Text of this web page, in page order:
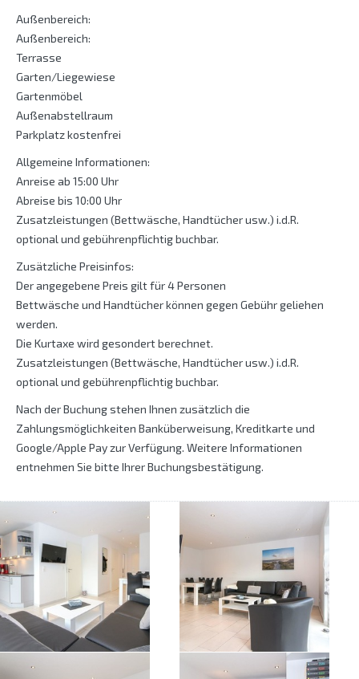
Außenbereich:
Außenbereich:
Terrasse
Garten/Liegewiese
Gartenmöbel
Außenabstellraum
Parkplatz kostenfrei
Allgemeine Informationen:
Anreise ab 15:00 Uhr
Abreise bis 10:00 Uhr
Zusatzleistungen (Bettwäsche, Handtücher usw.) i.d.R.
optional und gebührenpflichtig buchbar.
Zusätzliche Preisinfos:
Der angegebene Preis gilt für 4 Personen
Bettwäsche und Handtücher können gegen Gebühr geliehen
werden.
Die Kurtaxe wird gesondert berechnet.
Zusatzleistungen (Bettwäsche, Handtücher usw.) i.d.R.
optional und gebührenpflichtig buchbar.
Nach der Buchung stehen Ihnen zusätzlich die
Zahlungsmöglichkeiten Banküberweisung, Kreditkarte und
Google/Apple Pay zur Verfügung. Weitere Informationen
entnehmen Sie bitte Ihrer Buchungsbestätigung.